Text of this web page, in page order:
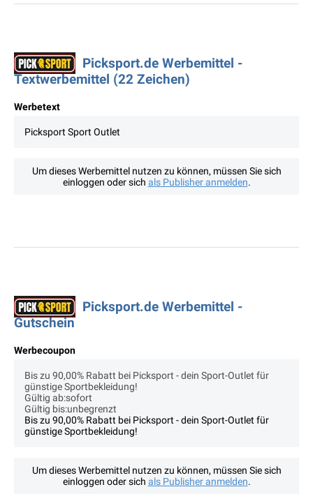
Picksport.de Werbemittel -
Textwerbemittel (22 Zeichen)
Werbetext
Picksport Sport Outlet
Um dieses Werbemittel nutzen zu können, müssen Sie sich
einloggen oder sich als Publisher anmelden.
Picksport.de Werbemittel -
Gutschein
Werbecoupon
Bis zu 90,00% Rabatt bei Picksport - dein Sport-Outlet für
günstige Sportbekleidung!
Gültig ab:sofort
Gültig bis:unbegrenzt
Bis zu 90,00% Rabatt bei Picksport - dein Sport-Outlet für
günstige Sportbekleidung!
Um dieses Werbemittel nutzen zu können, müssen Sie sich
einloggen oder sich als Publisher anmelden.